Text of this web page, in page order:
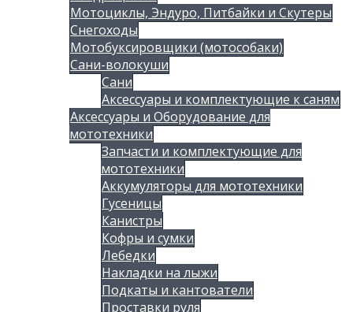
Мотоциклы, Эндуро, Питбайки и Скутеры
Снегоходы
Мотобуксировщики (мотособаки)
Сани-волокуши
Сани
Аксессуары и комплектующие к саням
Аксессуары и Оборудование для
мототехники
Запчасти и комплектующие для
мототехники
Аккумуляторы для мототехники
Гусеницы
Канистры
Кофры и сумки
Лебедки
Накладки на лыжи
Подкаты и кантователи
Проставки руля